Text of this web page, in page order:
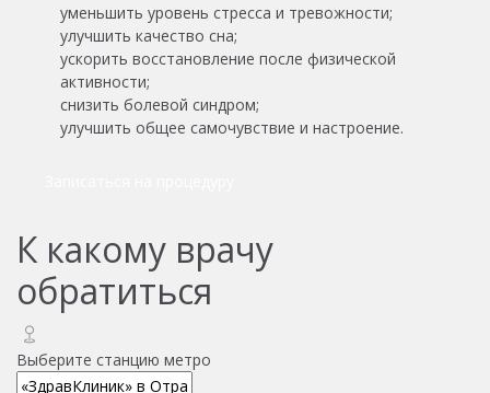
уменьшить уровень стресса и тревожности;
улучшить качество сна;
ускорить восстановление после физической
активности;
снизить болевой синдром;
улучшить общее самочувствие и настроение.
К какому врачу
обратиться
Выберите станцию метро